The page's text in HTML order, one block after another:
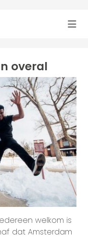
overal
welkom is
dat Amsterdam